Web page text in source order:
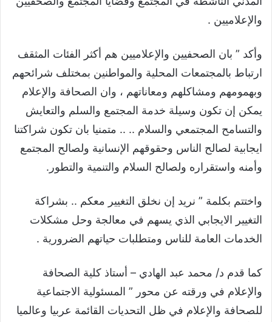
والإعلاميين .
وأكد ” بان الصحفيين والإعلاميين هم أكثر الفئات المثقف
ارتباط بالمجتمعات المحلية والمواطنين بمختلف شرائحهم
وبهمومهم ومشاكلهم ومعاناتهم ، وان الصحافة والإعلام
يمكن إن تكون وسيلة خدمة المجتمع والسلم والتعايش
والتسامح المجتمعي والسلام .. .. متمنيا بان تكون شراكتنا
ايجابية لصالح الناس وحقوقهم الإنسانية ولصالح المجتمع
وأمنه واستقراره ولصالح السلام والتنمية والتطور.
واختتم بكلمة ” نريد إن نخلق التغيير معكم .. بشراكة
التغيير الايجابي الذي يسهم في معالجة وحل مشكلات
الخدمات العامة للناس ومتطلبات حياتهم الضرورية .
كما قدم د/ محمد عبد الهادي – أستاذ كلية الصحافة
والإعلام في ورقته عن محور ” المسئولية الاجتماعية
للصحافة والإعلام في ظل التحديات القائمة عربيا وعالميا